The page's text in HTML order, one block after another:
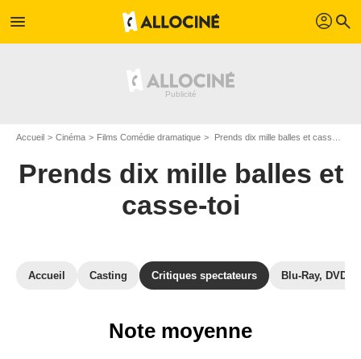
menu profil search
Accueil Cinéma Films Comédie dramatique Prends dix mille balles et casse-toi
Prends dix mille balles et
casse-toi
Accueil Casting Critiques spectateurs Blu-Ray, DVD
Note moyenne